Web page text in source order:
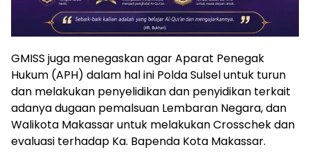
GMISS juga menegaskan agar Aparat Penegak
Hukum (APH) dalam hal ini Polda Sulsel untuk turun
dan melakukan penyelidikan dan penyidikan terkait
adanya dugaan pemalsuan Lembaran Negara, dan
Walikota Makassar untuk melakukan Crosschek dan
evaluasi terhadap Ka. Bapenda Kota Makassar.